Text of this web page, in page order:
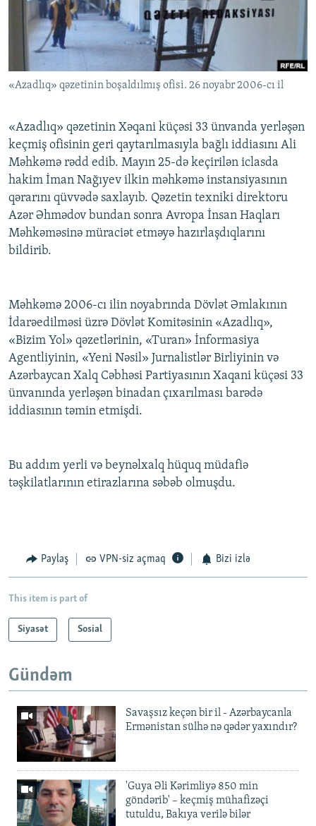
İNFOQRAFIKA
KARIKATURA
AZƏRBAYCAN ƏDƏBIYYATI KITABXANASI
İSLAM VƏ DEMOKRATIYA
MISSIYAMIZ
PEŞƏ ETIKASI VƏ JURNALISTIKA STANDARTLARIMIZ
AZADLIQRADIOSU MOBIL TELEFONUNUZDA
XƏBƏR BÜLLETENLƏRIMIZ
BIZI IZLƏ
RFE/RL-in bütün saytları
«Azadlıq» qəzetinin boşaldılmış ofisi. 26 noyabr 2006-cı il
«Azadlıq» qəzetinin Xəqani küçəsi 33 ünvanda yerləşən
keçmiş ofisinin geri qaytarılmasıyla bağlı iddiasını Ali
Məhkəmə rədd edib. Mayın 25-də keçirilən iclasda
hakim İman Nağıyev ilkin məhkəmə instansiyasının
qərarını qüvvədə saxlayıb. Qəzetin texniki direktoru
Azər Əhmədov bundan sonra Avropa İnsan Haqları
Məhkəməsinə müraciət etməyə hazırlaşdıqlarını
bildirib.
Məhkəmə 2006-cı ilin noyabrında Dövlət Əmlakının
İdarəedilməsi üzrə Dövlət Komitəsinin «Azadlıq»,
«Bizim Yol» qəzetlərinin, «Turan» İnformasiya
Agentliyinin, «Yeni Nəsil» Jurnalistlər Birliyinin və
Azərbaycan Xalq Cəbhəsi Partiyasının Xaqani küçəsi 33
ünvanında yerləşən binadan çıxarılması barədə
iddiasının təmin etmişdi.
Bu addım yerli və beynəlxalq hüquq müdafiə
təşkilatlarının etirazlarına səbəb olmuşdu.
Paylaş VPN-siz açmaq Bizi izlə
This item is part of
Siyasət Sosial
Gündəm
Savaşsız keçən bir il - Azərbaycanla
Ermənistan sülhə nə qədər yaxındır?
'Guya Əli Kərimliyə 850 min
göndərib' – keçmiş mühafizəçi
tutuldu, Bakıya verilə bilər